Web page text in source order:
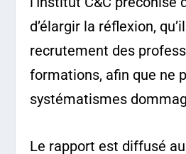
d’élargir la réflexion,
recrutement des
formations, afin que ne
systématismes
Le rapport est diffusé